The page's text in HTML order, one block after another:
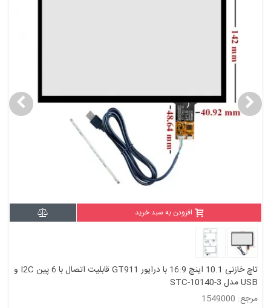
افزودن به سبد خرید
تاچ خازنی 10.1 اینچ 16:9 با درایور GT911 قابلیت اتصال با 6 پین I2C و
USB مدل STC-10140-3
مرجع: 1549000